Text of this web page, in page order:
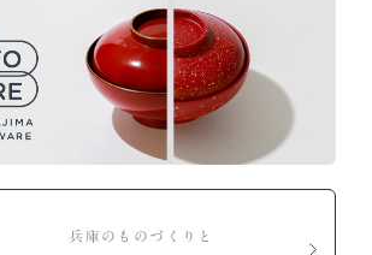
兵庫のものづくりと